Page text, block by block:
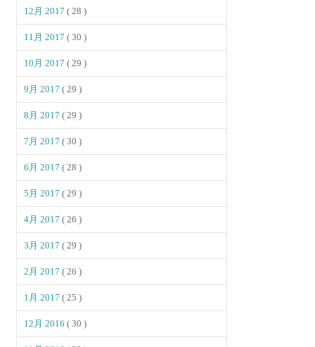
12月 2017( 28 )
11月 2017( 30 )
10月 2017( 29 )
9月 2017( 29 )
8月 2017( 29 )
7月 2017( 30 )
6月 2017( 28 )
5月 2017( 29 )
4月 2017( 26 )
3月 2017( 29 )
2月 2017( 26 )
1月 2017( 25 )
12月 2016( 30 )